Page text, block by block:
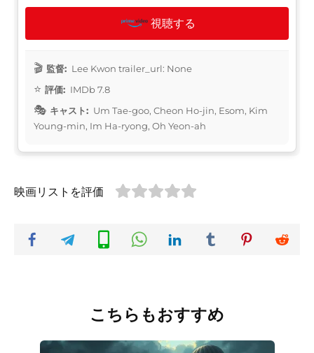
視聴する
監督: Lee Kwon trailer_url: None
評価: IMDb 7.8
キャスト: Um Tae-goo, Cheon Ho-jin, Esom, Kim
Young-min, Im Ha-ryong, Oh Yeon-ah
映画リストを評価
こちらもおすすめ